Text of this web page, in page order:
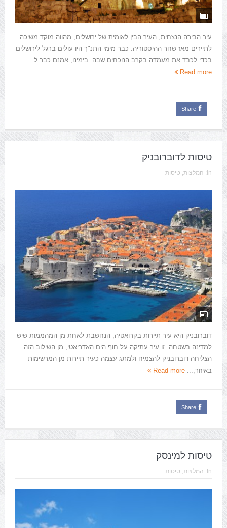
עיר הבירה הנצחית, העיר הבין לאומית של ירושלים, מהווה מוקד משיכה
לתיירים מאז שחר ההיסטוריה. כבר מימי התנ"ך היו עולים ברגל לירושלים
בכדי לכבד את מעמדה בקרב הנוכחים שבה. בימינו, אמנם כבר ל...
Read more
Share
טיסות לדוברובניק
In: המלצות, טיסות
דוברובניק היא עיר תיירות בקרואטיה, הנחשבת לאחת מן המהממות שיש
למדינה בשטחה. זו עיר עתיקה על חוף הים האדריאטי, מן השילוב הזה
הצליחה דוברובניק להצמיח ולמתג עצמה כעיר תיירות מן המרשימות
באיזור,... Read more
Share
טיסות למינסק
In: המלצות, טיסות